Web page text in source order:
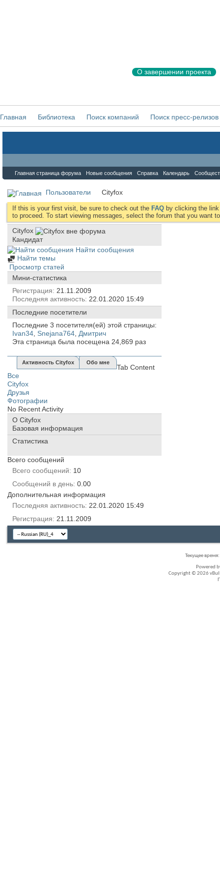
О завершении проекта
Главная Библиотека Поиск компаний Поиск пресс-релизов
Главная страница форума Новые сообщения Справка Календарь
Пользователи Cityfox
If this is your first visit, be sure to check out the FAQ by clicking the
to proceed. To start viewing messages, select the forum that you want
Cityfox
Кандидат
Найти сообщения
Найти темы
Просмотр статей
Мини-статистика
Регистрация
21.11.2009
Последняя активность 22.01.2020 15:49
Последние посетители
Последние 3 посетителя(ей) этой страницы:
Ivan34 Snejana764 Дмитрич
Эта страница была посещена 24,869 раз
Активность Cityfox Обо мне
Tab Content
Все
Cityfox
Друзья
Фотографии
No Recent Activity
О Cityfox
Базовая информация
Статистика
Всего сообщений
Всего сообщений
10
Сообщений в день 0.00
Дополнительная информация
Последняя активность 22.01.2020 15:49
Регистрация
21.11.2009
Текущее время:
Powered
Copyright © 2026